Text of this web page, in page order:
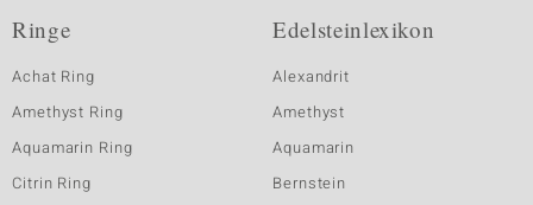
Ringe
Achat Ring
Amethyst Ring
Aquamarin Ring
Citrin Ring
Edelsteinlexikon
Alexandrit
Amethyst
Aquamarin
Bernstein